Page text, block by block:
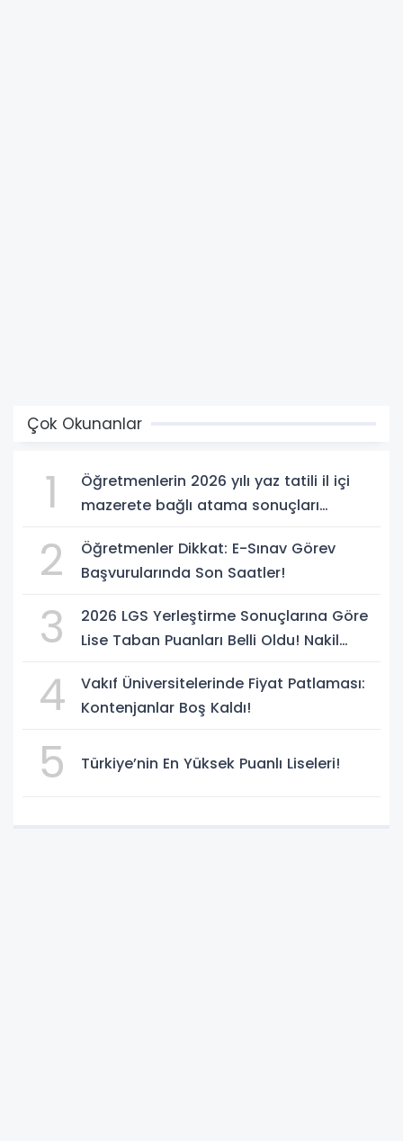
Çok Okunanlar
1
Öğretmenlerin 2026 yılı yaz tatili il içi
mazerete bağlı atama sonuçları
2
Öğretmenler Dikkat: E-Sınav Görev
Başvurularında Son Saatler!
3
2026 LGS Yerleştirme Sonuçlarına Göre
Lise Taban Puanları Belli Oldu! Nakil
4
Vakıf Üniversitelerinde Fiyat Patlaması:
Kontenjanlar Boş Kaldı!
5 Türkiye’nin En Yüksek Puanlı Liseleri!